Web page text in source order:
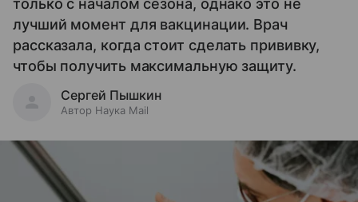
только с началом сезона, однако это не
лучший момент для вакцинации. Врач
рассказала, когда стоит сделать прививку,
чтобы получить максимальную защиту.
Сергей Пышкин
Автор Наука Mail